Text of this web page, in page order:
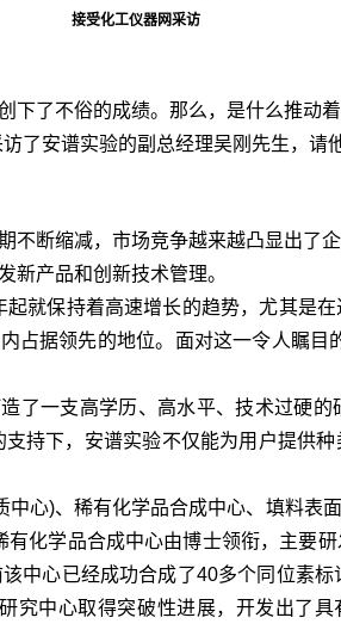
接受化工仪器网采访
了不俗的成绩。那么，是什么推动
了安谱实验的副总经理吴刚先生，请
断缩减，市场竞争越来越凸显出了
新产品和创新技术管理。
保持着高速增长的趋势，尤其是在
占据领先的地位。面对这一令人瞩
一支高学历、高水平、技术过硬的
持下，安谱实验不仅能为用户提供
)、稀有化学品合成中心、填料表
化学品合成中心由博士领衔，主要
中心已经成功合成了40多个同位素
中心取得突破性进展，开发出了具